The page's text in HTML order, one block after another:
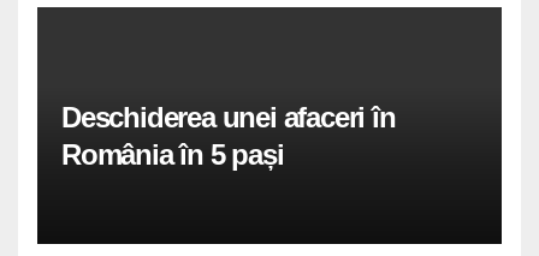
Deschiderea unei afaceri în
România în 5 pași